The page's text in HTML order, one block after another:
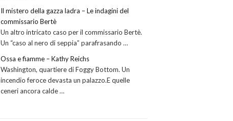
Il mistero della gazza ladra – Le indagini del
commissario Bertè
Un altro intricato caso per il commissario Bertè.
Un “caso al nero di seppia” parafrasando …
Ossa e fiamme – Kathy Reichs
Washington, quartiere di Foggy Bottom. Un
incendio feroce devasta un palazzo.E quelle
ceneri ancora calde …